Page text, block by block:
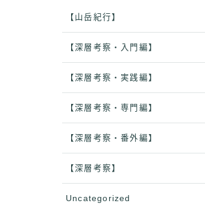
【山岳紀行】
【深層考察・入門編】
【深層考察・実践編】
【深層考察・専門編】
【深層考察・番外編】
【深層考察】
Uncategorized